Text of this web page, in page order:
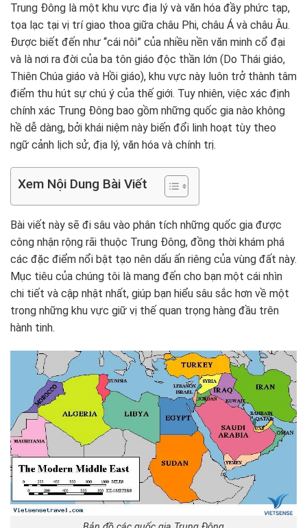
Trung Đông là một khu vực địa lý và văn hóa đầy phức tạp,
tọa lạc tại vị trí giao thoa giữa châu Phi, châu Á và châu Âu.
Được biết đến như “cái nôi” của nhiều nền văn minh cổ đại
và là nơi ra đời của ba tôn giáo độc thần lớn (Do Thái giáo,
Thiên Chúa giáo và Hồi giáo), khu vực này luôn trở thành tâm
điểm thu hút sự chú ý của thế giới. Tuy nhiên, việc xác định
chính xác Trung Đông bao gồm những quốc gia nào không
hề dễ dàng, bởi khái niệm này biến đổi linh hoạt tùy theo
ngữ cảnh lịch sử, địa lý, văn hóa và chính trị.
Xem Nội Dung Bài Viết
Bài viết này sẽ đi sâu vào phân tích những quốc gia được
công nhận rộng rãi thuộc Trung Đông, đồng thời khám phá
các đặc điểm nổi bật tạo nên dấu ấn riêng của vùng đất này.
Mục tiêu của chúng tôi là mang đến cho bạn một cái nhìn
chi tiết và cập nhật nhất, giúp bạn hiểu sâu sắc hơn về một
trong những khu vực giữ vị thế quan trọng hàng đầu trên
hành tinh.